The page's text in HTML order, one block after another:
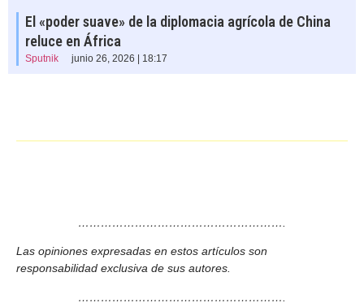
El «poder suave» de la diplomacia agrícola de China
reluce en África
Sputnik junio 26, 2026 | 18:17
……………………………………………….
Las opiniones expresadas en estos artículos son
responsabilidad exclusiva de sus autores.
……………………………………………….